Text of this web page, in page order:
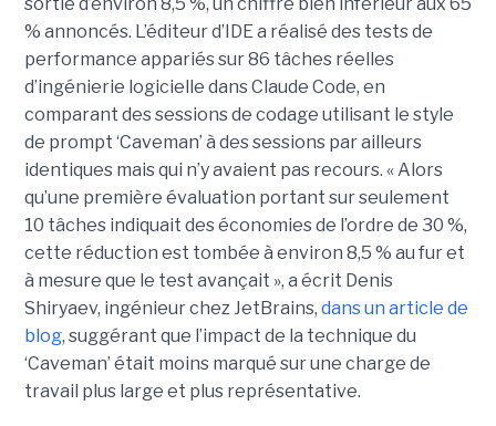
sortie d’environ 8,5 %, un chiffre bien inférieur aux 65
% annoncés. L’éditeur d’IDE a réalisé des tests de
performance appariés sur 86 tâches réelles
d’ingénierie logicielle dans Claude Code, en
comparant des sessions de codage utilisant le style
de prompt ‘Caveman’ à des sessions par ailleurs
identiques mais qui n’y avaient pas recours. « Alors
qu’une première évaluation portant sur seulement
10 tâches indiquait des économies de l’ordre de 30 %,
cette réduction est tombée à environ 8,5 % au fur et
à mesure que le test avançait », a écrit Denis
Shiryaev, ingénieur chez JetBrains, dans un article de
blog, suggérant que l’impact de la technique du
‘Caveman’ était moins marqué sur une charge de
travail plus large et plus représentative.